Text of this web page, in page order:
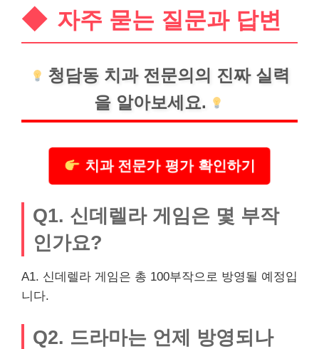
자주 묻는 질문과 답변
청담동 치과전문의의 진짜 실력
을 알아보세요.
치과 전문가 평가 확인하기
Q1. 신데렐라 게임은 몇 부작
인가요?
A1. 신데렐라 게임은 총 100부작으로 방영될 예정입
니다.
Q2. 드라마는 언제 방영되나